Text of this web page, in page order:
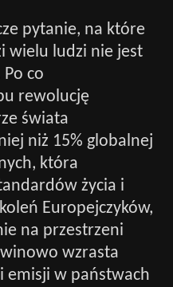
pytanie, na które
wielu ludzi nie jest
co
rewolucję
świata
niż 15% globalnej
która
życia i
Europejczyków,
na przestrzeni
wzrasta
emisji w państwach